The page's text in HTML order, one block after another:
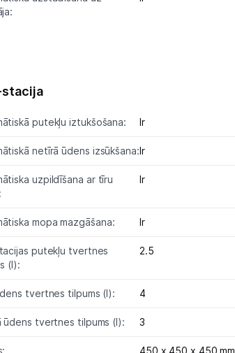
stacija
putekļu iztukšošana: Ir
netīrā ūdens izsūkšana:Ir
uzpildīšana ar tīru
Ir
mopa mazgāšana: Ir
putekļu tvertnes
(l):
2.5
tvertnes tilpums (l): 4
ūdens tvertnes tilpums (l): 3
450 x 450 x 450 mm